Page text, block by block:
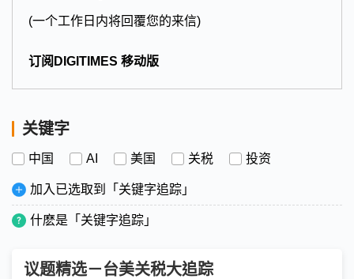
(一个工作日内将回覆您的来信)
订阅DIGITIMES 移动版
关键字
中国 AI 美国 关税 投资
加入已选取到「关键字追踪」
什麽是「关键字追踪」
议题精选－台美关税大追踪